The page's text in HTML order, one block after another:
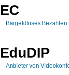
EC
Bargeldloses Bezahlen
EduDIP
Anbieter von